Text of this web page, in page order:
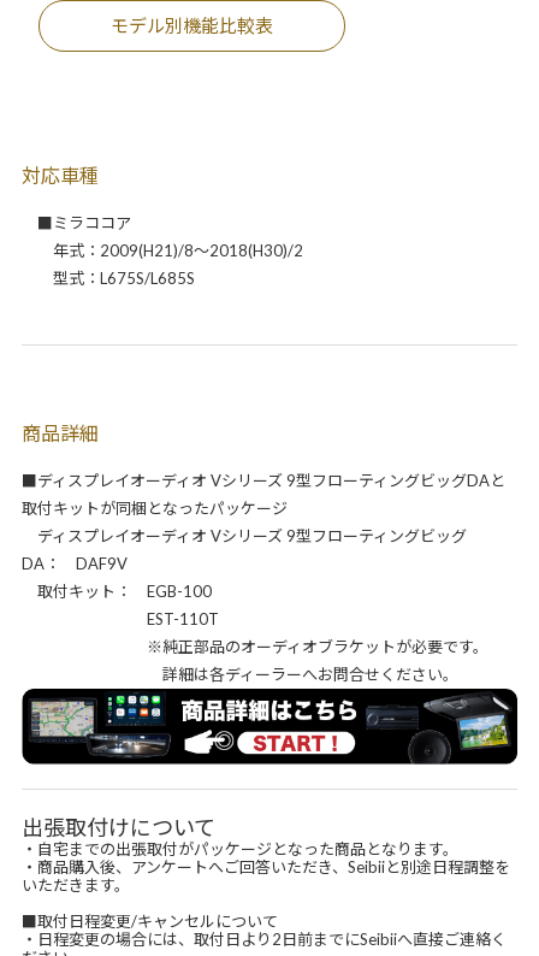
モデル別機能比較表
対応車種
■ミラココア
年式：2009(H21)/8～2018(H30)/2
型式：L675S/L685S
商品詳細
■ディスプレイオーディオ Vシリーズ 9型フローティングビッグDAと
取付キットが同梱となったパッケージ
ディスプレイオーディオ Vシリーズ 9型フローティングビッグ
DA： DAF9V
取付キット： EGB-100
EST-110T
※純正部品のオーディオブラケットが必要です。
詳細は各ディーラーへお問合せください。
出張取付けについて
・自宅までの出張取付がパッケージとなった商品となります。
・商品購入後、アンケートへご回答いただき、Seibiiと別途日程調整を
いただきます。
■取付日程変更/キャンセルについて
・日程変更の場合には、取付日より2日前までにSeibiiへ直接ご連絡く